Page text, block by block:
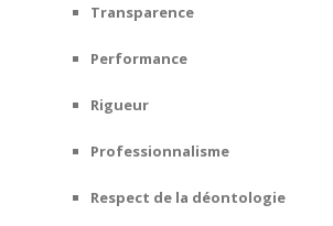
Transparence
Performance
Rigueur
Professionnalisme
Respect de la déontologie